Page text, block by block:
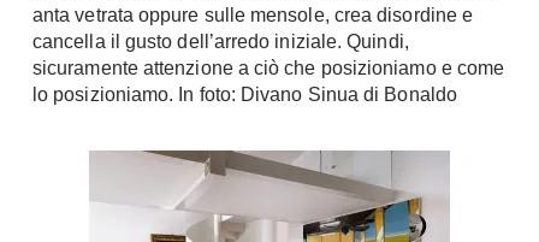
Camerette
Camerette Ragazzi
Letti a Castello
Per Neonati
Finestre
Finestre Pvc
Finestre Alluminio
Scale
anta vetrata oppure sulle mensole, crea disordine e
cancella il gusto dell’arredo iniziale. Quindi,
sicuramente attenzione a ciò che posizioniamo e come
lo posizioniamo. In foto: Divano Sinua di Bonaldo